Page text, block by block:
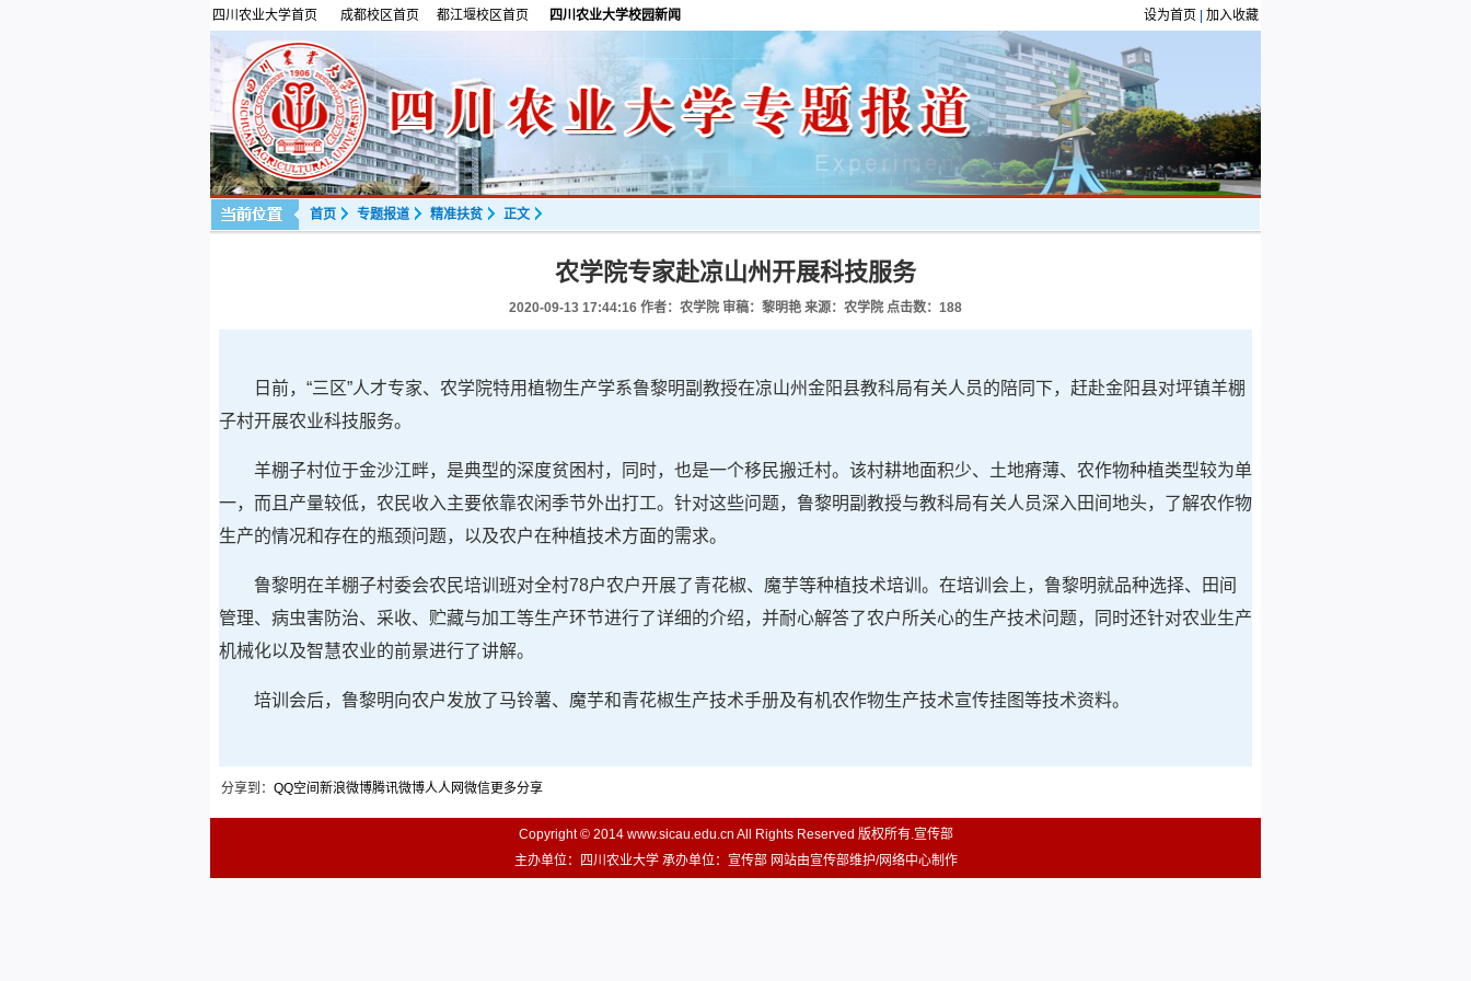
四川农业大学首页 成都校区首页 都江堰校区首页 四川农业大学校园新闻 设为首页 加入收藏
首页 专题报道 精准扶贫 正文
农学院专家赴凉山州开展科技服务
2020-09-13 17:44:16 作者：农学院 审稿：黎明艳 来源：农学院 点击数： 188
日前，“三区”人才专家、农学院特用植物生产学系鲁黎明副教授在凉山州金阳县教科局有关人员的陪同下，赶赴金阳县对坪镇羊棚
子村开展农业科技服务。
羊棚子村位于金沙江畔，是典型的深度贫困村，同时，也是一个移民搬迁村。该村耕地面积少、土地瘠薄、农作物种植类型较为单
一，而且产量较低，农民收入主要依靠农闲季节外出打工。针对这些问题，鲁黎明副教授与教科局有关人员深入田间地头，了解农作物
生产的情况和存在的瓶颈问题，以及农户在种植技术方面的需求。
鲁黎明在羊棚子村委会农民培训班对全村78户农户开展了青花椒、魔芋等种植技术培训。在培训会上，鲁黎明就品种选择、田间
管理、病虫害防治、采收、贮藏与加工等生产环节进行了详细的介绍，并耐心解答了农户所关心的生产技术问题，同时还针对农业生产
机械化以及智慧农业的前景进行了讲解。
培训会后，鲁黎明向农户发放了马铃薯、魔芋和青花椒生产技术手册及有机农作物生产技术宣传挂图等技术资料。
分享到： QQ空间 新浪微博腾讯微博人人网微信更多分享
Copyright © 2014 www.sicau.edu.cn All Rights Reserved 版权所有.宣传部
主办单位：四川农业大学 承办单位：宣传部 网站由宣传部维护/网络中心制作